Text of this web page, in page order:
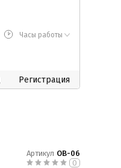
Часы работы
Регистрация
Артикул ОВ-06
0